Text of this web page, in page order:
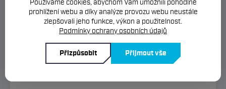
Cena nemovitosti 2 000 000
Používáme cookies, abychom Vám umožnili pohodlné
prohlížení webu a díky analýze provozu webu neustále
zlepšovali jeho funkce, výkon a použitelnost.
Podmínky ochrany osobních údajů
Přizpůsobit Přijmout vše